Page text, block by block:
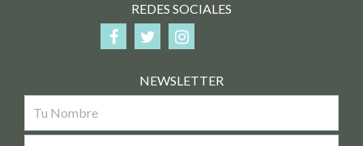
REDES SOCIALES
NEWSLETTER